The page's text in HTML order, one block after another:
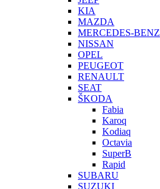
KIA
MAZDA
MERCEDES-BENZ
NISSAN
OPEL
PEUGEOT
RENAULT
SEAT
ŠKODA
Fabia
Karoq
Kodiaq
Octavia
SuperB
Rapid
SUBARU
SUZUKI